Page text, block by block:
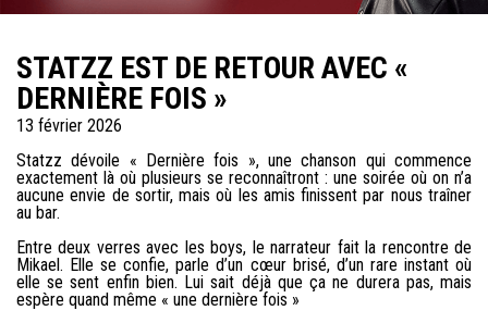
STATZZ EST DE RETOUR AVEC «
DERNIÈRE FOIS »
13 février 2026
Statzz dévoile « Dernière fois », une chanson qui commence
exactement là où plusieurs se reconnaîtront : une soirée où on n’a
aucune envie de sortir, mais où les amis finissent par nous traîner
au bar.
Entre deux verres avec les boys, le narrateur fait la rencontre de
Mikael. Elle se confie, parle d’un cœur brisé, d’un rare instant où
elle se sent enfin bien. Lui sait déjà que ça ne durera pas, mais
espère quand même « une dernière fois »